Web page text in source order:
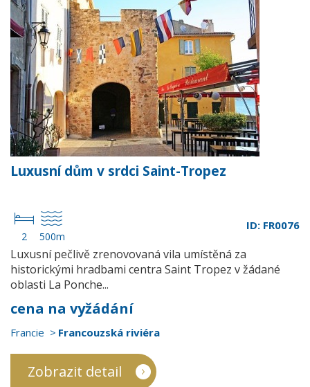
Luxusní dům v srdci Saint-Tropez
2 500m
ID: FR0076
Luxusní pečlivě zrenovovaná vila umístěná za
historickými hradbami centra Saint Tropez v žádané
oblasti La Ponche...
cena na vyžádání
Francie Francouzská riviéra
Zobrazit detail